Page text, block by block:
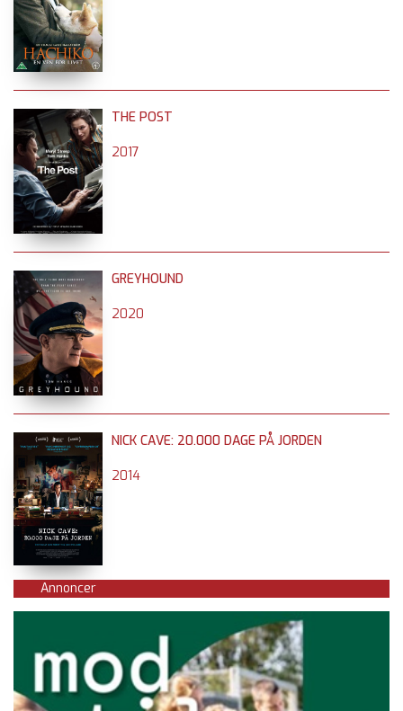
THE POST
2017
GREYHOUND
2020
NICK CAVE: 20.000 DAGE PÅ JORDEN
2014
Annoncer